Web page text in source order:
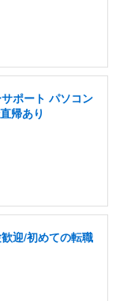
ポート パソコン
帰あり
迎/初めての転職